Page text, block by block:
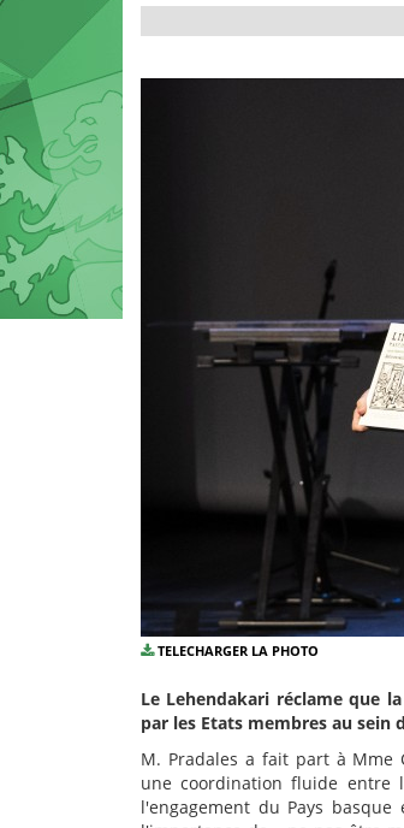
TELECHARGER LA PHOTO
Le Lehendakari réclame que
par les Etats membres au sein
M. Pradales a fait part à Mme
une coordination fluide entre
l'engagement du Pays